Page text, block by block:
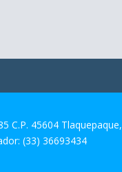
C.P. 45604 Tlaquepaque,
(33) 36693434